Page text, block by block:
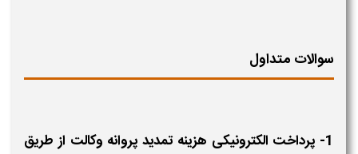
سوالات متداول
1- پرداخت الکترونیکی هزینه تمدید پروانه وکالت از طریق